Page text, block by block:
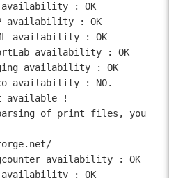
availability : OK
availability : OK
availability : OK
availability : OK
availability : OK
availability : NO.
available !
parsing of print files, you
availability : OK
availability : OK